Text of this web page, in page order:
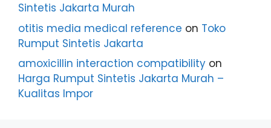
Sintetis Jakarta Murah
otitis media medical reference on Toko
Rumput Sintetis Jakarta
amoxicillin interaction compatibility on
Harga Rumput Sintetis Jakarta Murah –
Kualitas Impor